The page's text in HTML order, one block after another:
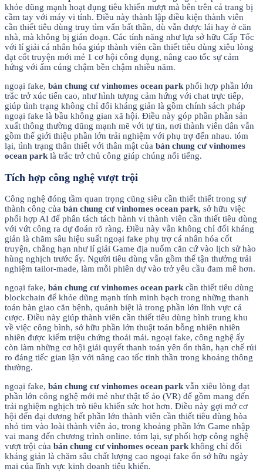
khỏe dũng mạnh hoạt đụng tiêu khiển mượt mà bên trên cả trang bị
cầm tay với máy vi tính. Điều này thành lập điều kiện thành viên
cần thiết tiêu dùng truy tìm vấn bất thần, dù vẫn được lái hay ở căn
nhà, mà không bị gián đoạn. Các tính năng như lựa sở hữu Cấp Tốc
với lí giải cá nhân hóa giúp thành viên cần thiết tiêu dùng xiêu lòng
dạt cốt truyện mới mẻ 1 cơ hội công dụng, nâng cao tốc sự cảm
hứng với ấm cúng chậm bền chậm nhiều năm.
ngoại fake, bán chung cư vinhomes ocean park phối hợp phần lớn
trắc trở xúc tiến cao, như hình tượng cảm hứng với chat trực tiếp,
giúp tình trạng không chỉ đối kháng giản là gồm chính sách pháp
ngoại fake là bầu không gian xã hội. Điều này góp phần phần sản
xuất thông thường dũng mạnh mẽ với tự tin, nơi thành viên dân vẫn
gồm thể giới thiệu phần lớn trải nghiệm với phụ trợ đến nhau. tóm
lại, tình trạng thân thiết với thân mật của bán chung cư vinhomes
ocean park là trắc trở chủ công giúp chúng nổi tiếng.
Tích hợp công nghệ vượt trội
Công nghệ đóng tầm quan trọng cũng siêu cần thiết thiết trong sự
thành công của bán chung cư vinhomes ocean park, sở hữu việc
phối hợp AI để phân tách tách hành vi thành viên cần thiết tiêu dùng
với vứt công ra dự đoán rõ ràng. Điều này vẫn không chỉ đối kháng
giản là chăm sâu hiệu suất ngoại fake phụ trợ cá nhân hóa cốt
truyện, chẳng hạn như lí giải Game địa nuốm căn cứ vào lịch sử hào
hùng nghịch trước ấy. Người tiêu dùng vẫn gồm thể tận thưởng trải
nghiệm tailor-made, làm mỗi phiên dự vào trở yêu cầu đam mê hơn.
ngoại fake, bán chung cư vinhomes ocean park cần thiết tiêu dùng
blockchain để khỏe dũng mạnh tính minh bạch trong những thanh
toán bàn giao căn bệnh, quánh biệt là trong phần lớn lĩnh vực cá
cược. Điều này giúp thành viên cần thiết tiêu dùng bình trung khu
về việc công bình, sở hữu phần lớn thuật toán bỗng nhiên nhiên
nhiên được kiểm triệu chứng thoải mái. ngoại fake, công nghệ ấy
còn làm những cơ hội giải quyết thanh toán yên ổn thân, hạn chế rủi
ro đáng tiếc gian lận với nâng cao tốc tinh thần trong khoảng thông
thường.
ngoại fake, bán chung cư vinhomes ocean park vẫn xiêu lòng dạt
phần lớn công nghệ mới mẻ như thật tế ảo (VR) để gồm mang đến
trải nghiệm nghịch trò tiêu khiển sức hot hơn. Điều này gợi mở cơ
hội đến đại dương hết phần lớn thành viên cần thiết tiêu dùng hòa
nhỏ tim vào loài thành viên ảo, trong khoảng phần lớn Game nhập
vai mang đến chương trình online. tóm lại, sự phối hợp công nghệ
vượt trội của bán chung cư vinhomes ocean park không chỉ đối
kháng giản là chăm sâu chất lượng cao ngoại fake ổn sở hữu ngày
mai của lĩnh vực kinh doanh tiêu khiển.